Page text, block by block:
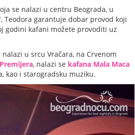
se nalazi u centru Beograda, u
Teodora garantuje dobar provod koji
godini kafani možete provoditi uz
nalazi u srcu Vračara, na Crvenom
, nalazi se kafana Mala Maca
kao i starogradsku muziku.